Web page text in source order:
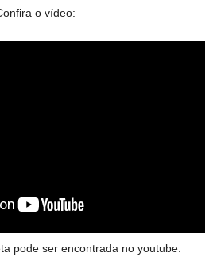
o vídeo:
pode ser encontrada no youtube.